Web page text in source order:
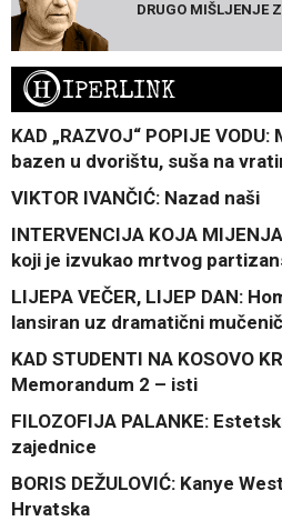
DRUGO MIŠLJENJE
HIPERLINK
KAD „RAZVOJ“ POPIJE
bazen u dvorištu, suša na
VIKTOR IVANČIĆ: Nazad naši
INTERVENCIJA KOJA
koji je izvukao mrtvog
LIJEPA VEČER, LIJEP DAN:
lansiran uz dramatični
KAD STUDENTI NA KOSOVO
Memorandum 2 – isti
FILOZOFIJA PALANKE:
zajednice
BORIS DEŽULOVIĆ: Kanye
Hrvatska